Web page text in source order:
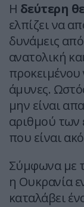
Η δεύτερη
ελπίζει να
δυνάμεις
ανατολική
προκειμένου
άμυνες.
μην είναι
αριθμού των
που είναι
Σύμφωνα με
η Ουκρανία
καταλάβει